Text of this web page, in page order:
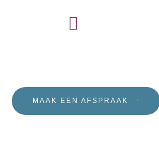
MAAK EEN AFSPRAAK